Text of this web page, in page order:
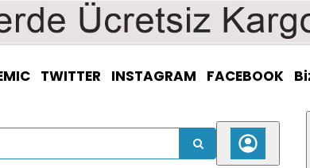
TWITTER INSTAGRAM FACEBOOK